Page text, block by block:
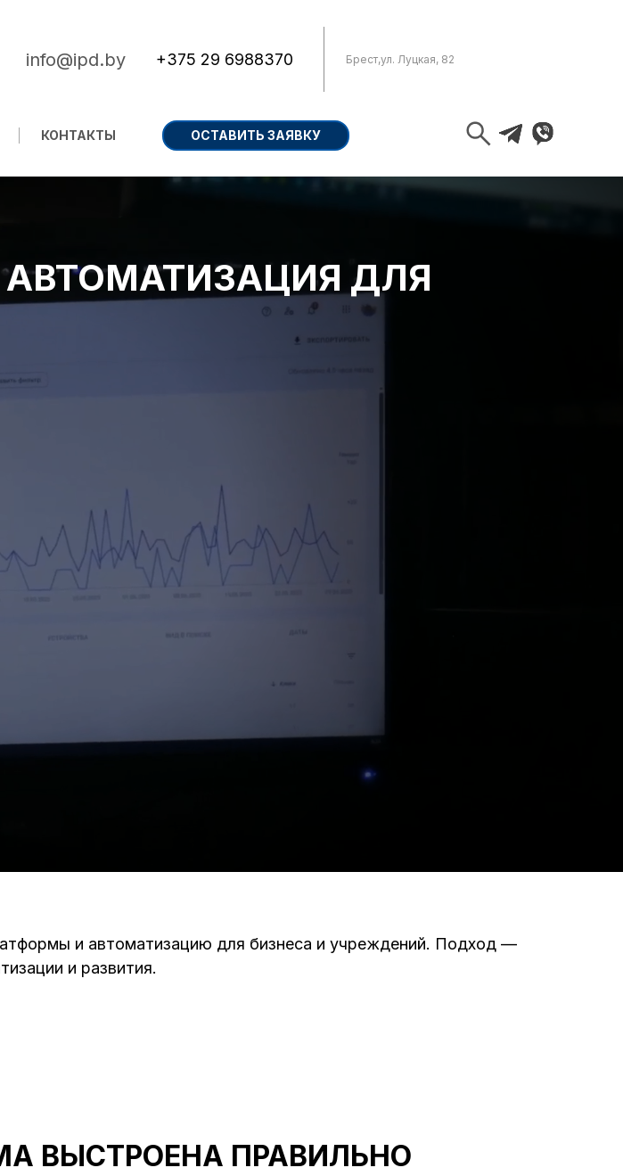
info@ipd.by +375 29 6988370 Брест,ул. Луцкая, 82
КОНТАКТЫ ОСТАВИТЬ ЗАЯВКУ
ДЛЯ
и автоматизацию для бизнеса и учреждений. Подход —
и развития.
ВЫСТРОЕНА ПРАВИЛЬНО